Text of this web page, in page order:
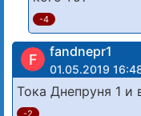
-4
F fandnepr1
01.05.2019
Тока Днепруня 1
-2